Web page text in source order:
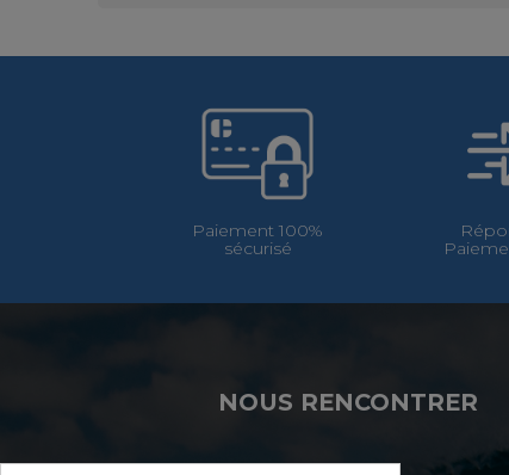
Paiement 100%
sécurisé
NOUS RENCONTRER